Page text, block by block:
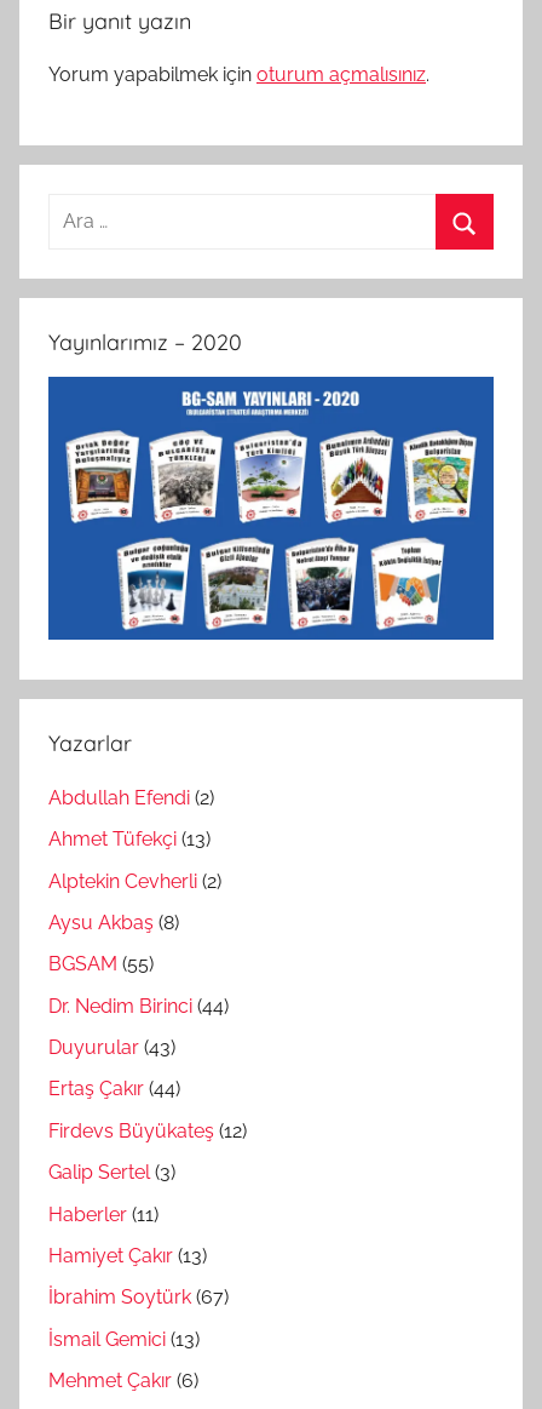
Bir yanıt yazın
Yorum yapabilmek için oturum açmalısınız.
Arama:
Yayınlarımız – 2020
Yazarlar
Abdullah Efendi (2)
Ahmet Tüfekçi (13)
Alptekin Cevherli (2)
Aysu Akbaş (8)
BGSAM (55)
Dr. Nedim Birinci (44)
Duyurular (43)
Ertaş Çakır (44)
Firdevs Büyükateş (12)
Galip Sertel(3)
Haberler (11)
Hamiyet Çakır (13)
İbrahim Soytürk (67)
İsmail Gemici (13)
Mehmet Çakır (6)